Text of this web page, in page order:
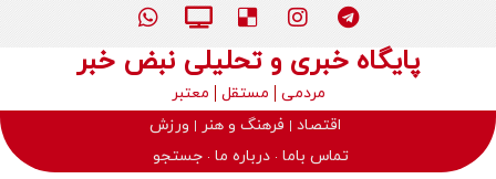
پایگاه خبری و تحلیلی نبض خبر
مردمی مستقل
معتبر
اقتصاد
فرهنگ و هنر
ورزش
تماس باما درباره ما جستجو